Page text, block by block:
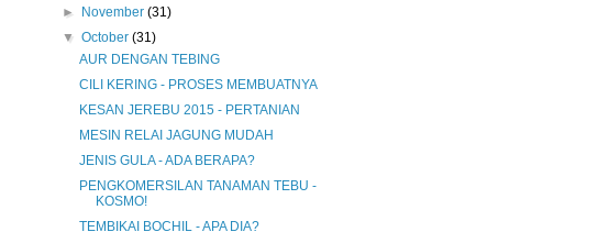
►
November(31)
▼October(31)
AUR DENGAN TEBING
CILI KERING - PROSES MEMBUATNYA
KESAN JEREBU 2015 - PERTANIAN
MESIN RELAI JAGUNG MUDAH
JENIS GULA - ADA BERAPA?
PENGKOMERSILAN TANAMAN TEBU -
KOSMO!
TEMBIKAI BOCHIL - APA DIA?